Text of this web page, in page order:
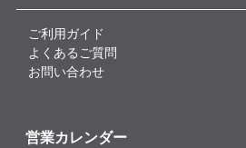
ご利用ガイド
よくあるご質問
お問い合わせ
営業カレンダー